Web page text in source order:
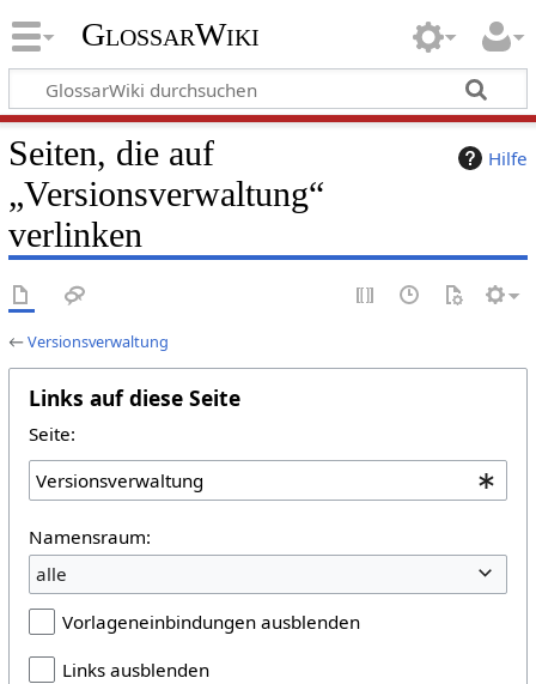
GlossarWiki
Hilfe
Seiten, die auf
„Versionsverwaltung“
verlinken
←Versionsverwaltung
Links auf diese Seite
Seite:
Namensraum:
alle
Vorlageneinbindungen ausblenden
Links ausblenden